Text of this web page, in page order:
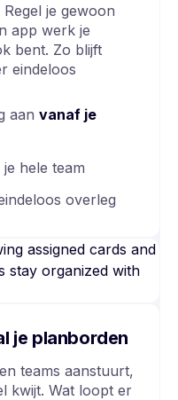
je gewoon
app werk je
bent. Zo blijft
eindeloos
aan vanaf je
hele team
overleg
je planborden
teams aanstuurt,
kwijt. Wat loopt er